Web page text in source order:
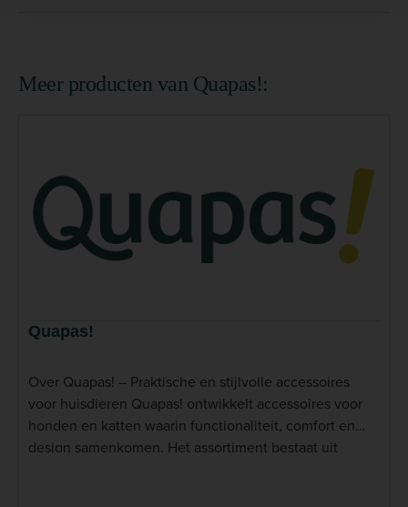
Meer producten van Quapas!:
Quapas!
Over Quapas! – Praktische en stijlvolle accessoires
voor huisdieren Quapas! ontwikkelt accessoires voor
honden en katten waarin functionaliteit, comfort en
design samenkomen. Het assortiment bestaat uit